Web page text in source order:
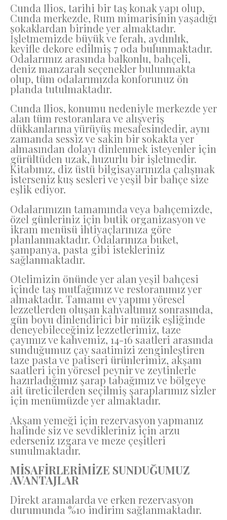
Cunda Ilios, tarihi bir taş konak yapı olup,
Cunda merkezde, Rum mimarisinin yaşadığı
sokaklardan birinde yer almaktadır.
İşletmemizde büyük ve ferah, aydınlık,
keyifle dekore edilmiş 7 oda bulunmaktadır.
Odalarımız arasında balkonlu, bahçeli,
deniz manzaralı seçenekler bulunmakta
olup, tüm odalarımızda konforunuz ön
planda tutulmaktadır.
Cunda Ilios, konumu nedeniyle merkezde yer
alan tüm restoranlara ve alışveriş
dükkanlarına yürüyüş mesafesindedir, aynı
zamanda sessiz ve sakin bir sokakta yer
almasından dolayı dinlenmek isteyenler için
gürültüden uzak, huzurlu bir işletmedir.
Kitabınız, diz üstü bilgisayarınızla çalışmak
isterseniz kuş sesleri ve yeşil bir bahçe size
eşlik ediyor.
Odalarımızın tamamında veya bahçemizde,
özel günleriniz için butik organizasyon ve
ikram menüsü ihtiyaçlarınıza göre
planlanmaktadır. Odalarınıza buket,
şampanya, pasta gibi istekleriniz
sağlanmaktadır.
Otelimizin önünde yer alan yeşil bahçesi
içinde taş mutfağımız ve restoranımız yer
almaktadır. Tamamı ev yapımı yöresel
lezzetlerden oluşan kahvaltımız sonrasında,
gün boyu dinlendirici bir müzik eşliğinde
deneyebileceğiniz lezzetlerimiz, taze
çayımız ve kahvemiz, 14-16 saatleri arasında
sunduğumuz çay saatimizi zenginleştiren
taze pasta ve patiseri ürünlerimiz, akşam
saatleri için yöresel peynir ve zeytinlerle
hazırladığımız şarap tabağımız ve bölgeye
ait üreticilerden seçilmiş şaraplarımız sizler
için menümüzde yer almaktadır.
Akşam yemeği için rezervasyon yapmanız
halinde siz ve sevdikleriniz için arzu
ederseniz ızgara ve meze çeşitleri
sunulmaktadır.
MİSAFİRLERİMİZE SUNDUĞUMUZ
AVANTAJLAR
Direkt aramalarda ve erken rezervasyon
durumunda %10 indirim sağlanmaktadır.